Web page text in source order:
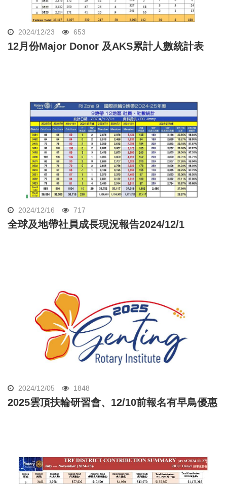
2024/12/23 653
12月份Major Donor 及AKS累計人數統計表
2024/12/16 717
全球及地帶社員成長現況報告2024/12/1
2024/12/05 1848
2025雲頂扶輪研習會、12/10前報名有早鳥優惠